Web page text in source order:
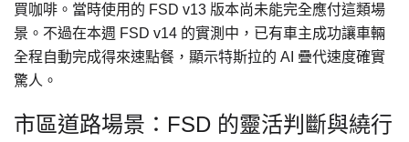
買咖啡。當時使用的 FSD v13 版本尚未能完全應付這類場
景。不過在本週 FSD v14 的實測中，已有車主成功讓車輛
全程自動完成得來速點餐，顯示特斯拉的 AI 疊代速度確實
驚人。
市區道路場景：FSD 的靈活判斷與繞行